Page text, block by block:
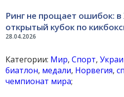
28.04.2026
Ринг не прощает ошибок:
открытый кубок по
Категории: Мир,Спорт,
биатлон, медали, Норвегия,
чемпионат мира;